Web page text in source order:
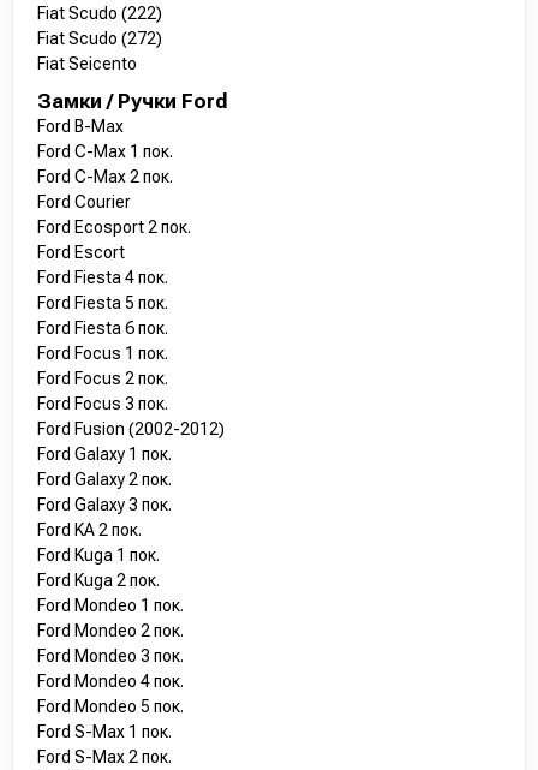
Fiat Scudo (222)
Fiat Scudo (272)
Fiat Seicento
Замки / Ручки Ford
Ford B-Max
Ford C-Max 1 пок.
Ford C-Max 2 пок.
Ford Courier
Ford Ecosport 2 пок.
Ford Escort
Ford Fiesta 4 пок.
Ford Fiesta 5 пок.
Ford Fiesta 6 пок.
Ford Focus 1 пок.
Ford Focus 2 пок.
Ford Focus 3 пок.
Ford Fusion (2002-2012)
Ford Galaxy 1 пок.
Ford Galaxy 2 пок.
Ford Galaxy 3 пок.
Ford KA 2 пок.
Ford Kuga 1 пок.
Ford Kuga 2 пок.
Ford Mondeo 1 пок.
Ford Mondeo 2 пок.
Ford Mondeo 3 пок.
Ford Mondeo 4 пок.
Ford Mondeo 5 пок.
Ford S-Max 1 пок.
Ford S-Max 2 пок.